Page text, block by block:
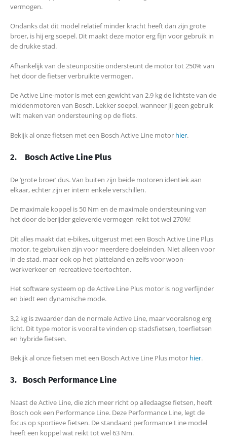
vermogen.
Ondanks dat dit model relatief minder kracht heeft dan zijn grote
broer, is hij erg soepel. Dit maakt deze motor erg fijn voor gebruik in
de drukke stad.
Afhankelijk van de steunpositie ondersteunt de motor tot 250% van
het door de fietser verbruikte vermogen.
De Active Line-motor is met een gewicht van 2,9 kg de lichtste van de
middenmotoren van Bosch. Lekker soepel, wanneer jij geen gebruik
wilt maken van ondersteuning op de fiets.
Bekijk al onze fietsen met een Bosch Active Line motor hier.
2. Bosch Active Line Plus
De ‘grote broer’ dus. Van buiten zijn beide motoren identiek aan
elkaar, echter zijn er intern enkele verschillen.
De maximale koppel is 50 Nm en de maximale ondersteuning van
het door de berijder geleverde vermogen reikt tot wel 270%!
Dit alles maakt dat e-bikes, uitgerust met een Bosch Active Line Plus
motor, te gebruiken zijn voor meerdere doeleinden, Niet alleen voor
in de stad, maar ook op het platteland en zelfs voor woon-
werkverkeer en recreatieve toertochten.
Het software systeem op de Active Line Plus motor is nog verfijnder
en biedt een dynamische mode.
3,2 kg is zwaarder dan de normale Active Line, maar vooralsnog erg
licht. Dit type motor is vooral te vinden op stadsfietsen, toerfietsen
en hybride fietsen.
Bekijk al onze fietsen met een Bosch Active Line Plus motor hier.
3. Bosch Performance Line
Naast de Active Line, die zich meer richt op alledaagse fietsen, heeft
Bosch ook een Performance Line. Deze Performance Line, legt de
focus op sportieve fietsen. De standaard performance Line model
heeft een koppel wat reikt tot wel 63 Nm.